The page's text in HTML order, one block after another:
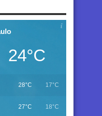
24°C
28°C 17°C
27°C 18°C